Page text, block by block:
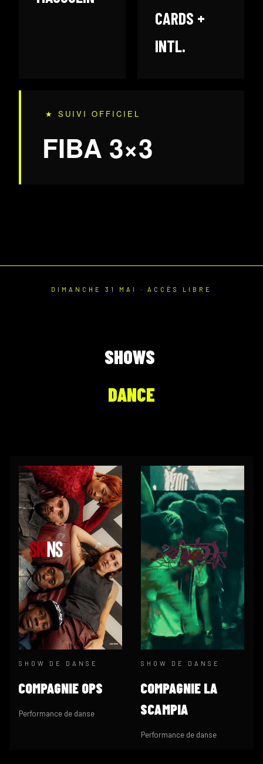
CARDS +
INTL.
★ SUIVI OFFICIEL
FIBA 3×3
DIMANCHE 31 MAI · ACCÈS LIBRE
SHOWS
DANCE
SHOW DE DANSE
COMPAGNIE OPS
Performance de danse
SHOW DE DANSE
COMPAGNIE LA
SCAMPIA
Performance de danse